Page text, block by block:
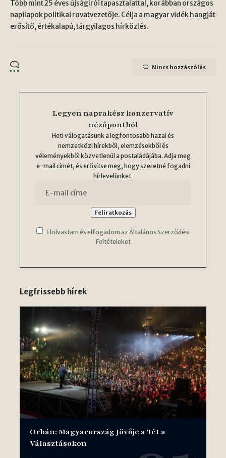
Több mint 25 éves újságírói tapasztalattal, korábban országos
napilapok politikai rovatvezetője. Célja a magyar vidék hangját
erősítő, értékalapú, tárgyilagos hírközlés.
Nincs hozzászólás
Legyen naprakész konzervatív
nézőpontból
Heti válogatásunk a legfontosabb hazai és
nemzetközi hírekből, elemzésekből és
véleményekből közvetlenül a postaládájába. Adja meg
e-mail címét, és erősítse meg, hogy szeretné fogadni
hírlevelünket.
Elolvastam és elfogadom az Általános Szerződési
Feltételeket
Legfrissebb hírek
Orbán: Magyarország Jövője a Tét a
Választásokon